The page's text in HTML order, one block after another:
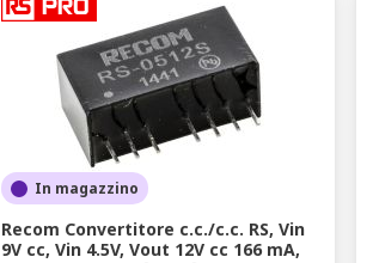
In magazzino
Recom Convertitore c.c./c.c. RS, Vin
9V cc, Vin 4.5V, Vout 12V cc 166 mA,